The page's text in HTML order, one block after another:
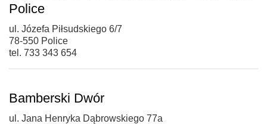
Police
ul. Józefa Piłsudskiego 6/7
78-550 Police
tel. 733 343 654
Bamberski Dwór
ul. Jana Henryka Dąbrowskiego 77a